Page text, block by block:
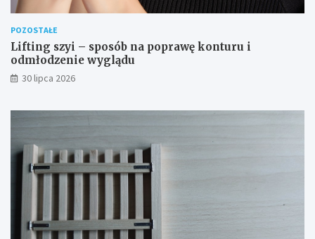
POZOSTAŁE
Lifting szyi – sposób na poprawę konturu i
odmłodzenie wyglądu
30 lipca 2026